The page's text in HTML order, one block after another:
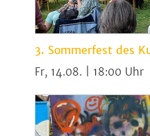
3. Sommerfest des
Fr, 14.08. | 18:00